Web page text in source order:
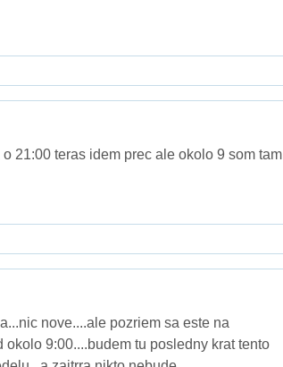
21:00 teras idem prec ale okolo 9 som tam
nove....ale pozriem sa este na
okolo 9:00....budem tu posledny krat tento